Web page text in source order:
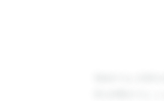
登録すると回答
答を閲覧するこ